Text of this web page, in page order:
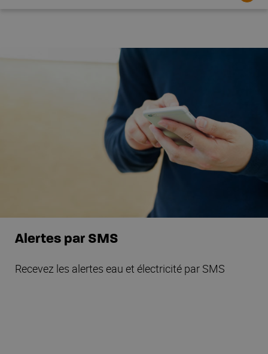
Alertes par SMS
Recevez les alertes eau et électricité par SMS